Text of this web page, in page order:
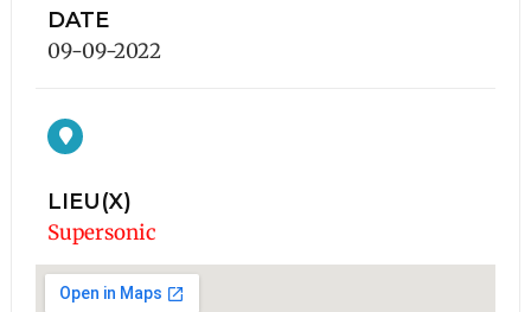
DATE
09-09-2022
LIEU(X)
Supersonic